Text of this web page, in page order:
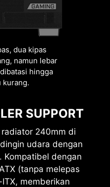
dua kipas
namun lebar
hingga
kurang.
SUPPORT
240mm di
udara dengan
Kompatibel dengan
(tanpa melepas
memberikan
dan dilengkapi
memudahkan
slot PCIe, casing
ruang meskipun
Micro-ATX.
2.5” HDD/SSD